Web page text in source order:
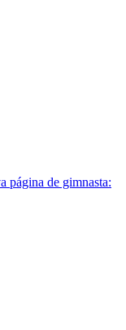
página de gimnasta: